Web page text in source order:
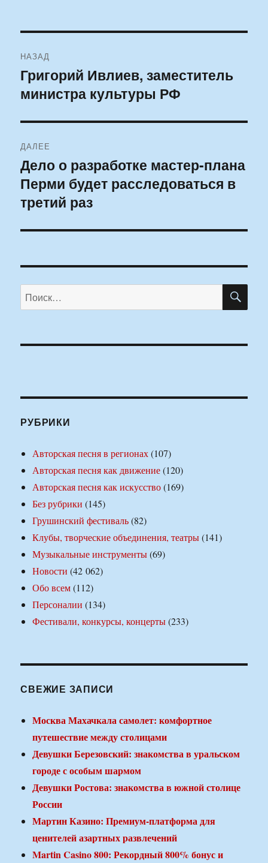
по
записям
НАЗАД
Предыдущая
запись:
Григорий Ивлиев, заместитель
министра культуры РФ
ДАЛЕЕ
Следующая
запись:
Дело о разработке мастер-плана
Перми будет расследоваться в
третий раз
Искать:
РУБРИКИ
Авторская песня в регионах(107)
Авторская песня как движение(120)
Авторская песня как искусство(169)
Без рубрики (145)
Грушинский фестиваль(82)
Клубы, творческие объединения, театры(141)
Музыкальные инструменты(69)
Новости (42 062)
Обо всем(112)
Персоналии (134)
Фестивали, конкурсы, концерты(233)
СВЕЖИЕ ЗАПИСИ
Москва Махачкала самолет: комфортное
путешествие между столицами
Девушки Березовский: знакомства в уральском
городе с особым шармом
Девушки Ростова: знакомства в южной столице
России
Мартин Казино: Премиум-платформа для
ценителей азартных развлечений
Martin Casino 800: Рекордный 800% бонус и